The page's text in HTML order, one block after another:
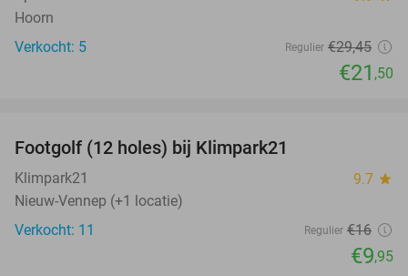
Hoorn
Verkocht: 5
Regulier €29,45
€21 ,50
NEW
TODAY
Footgolf (12 holes) bij Klimpark21
Klimpark21 9.7 star
Nieuw-Vennep (+1 locatie)
Verkocht: 11
Regulier €16
€9,95